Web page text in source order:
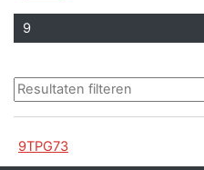
9
9TPG73